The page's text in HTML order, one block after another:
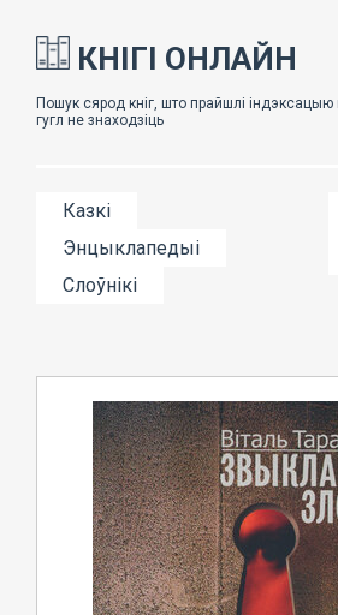
КНІГІ ОНЛАЙН
Казкі
Энцыклапедыі
Слоўнікі